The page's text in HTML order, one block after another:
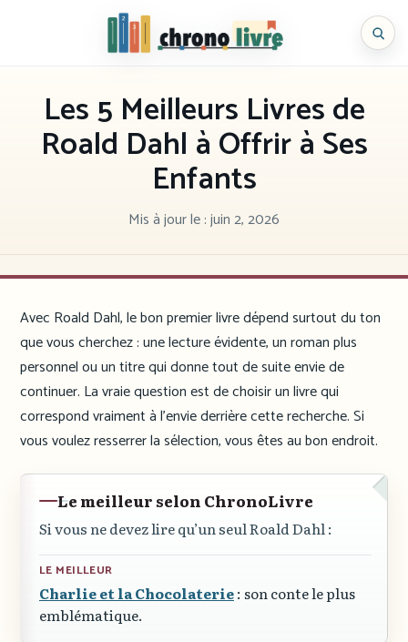
Chronolivre
Les 5 Meilleurs Livres de
Roald Dahl à Offrir à Ses
Enfants
Mis à jour le :juin 2, 2026
Avec Roald Dahl, le bon premier livre dépend surtout du ton
que vous cherchez : une lecture évidente, un roman plus
personnel ou un titre qui donne tout de suite envie de
continuer. La vraie question est de choisir un livre qui
correspond vraiment à l’envie derrière cette recherche. Si
vous voulez resserrer la sélection, vous êtes au bon endroit.
Le meilleur selon ChronoLivre
Si vous ne devez lire qu’un seul Roald Dahl :
LE MEILLEUR
Charlie et la Chocolaterie: son conte le plus
emblématique.